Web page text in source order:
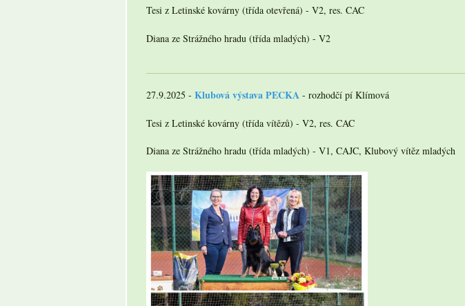
Tesi z Letinské kovárny (třída otevřená) - V2, res. CAC
Diana ze Strážného hradu (třída mladých) - V2
27.9.2025 - Klubová výstava PECKA - rozhodčí pí Klímová
Tesi z Letinské kovárny (třída vítězů) - V2, res. CAC
Diana ze Strážného hradu (třída mladých) - V1, CAJC, Klubový vítěz mladých